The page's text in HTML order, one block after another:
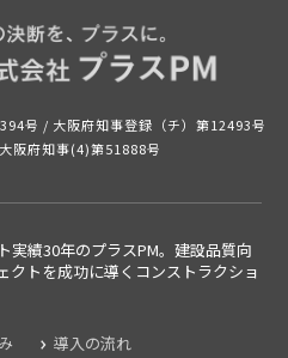
号 / 大阪府知事登録（チ）第12493号
阪府知事(4)第51888号
実績30年のプラスPM。建設品質向
クトを成功に導くコンストラクショ
導入の流れ